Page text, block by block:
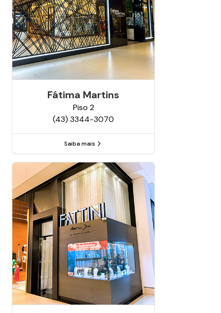
Fátima Martins
Piso 2
(43) 3344-3070
Saiba mais